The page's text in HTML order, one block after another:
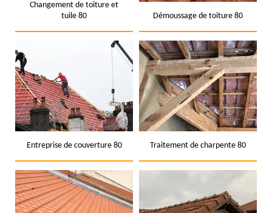
Changement de toiture et
tuile 80
Démoussage de toiture 80
Entreprise de couverture 80 Traitement de charpente 80